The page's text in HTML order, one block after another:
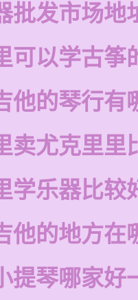
批发市场地
可以学古筝
他的琴行有
卖尤克里里
学乐器比较
他的地方在
提琴哪家好